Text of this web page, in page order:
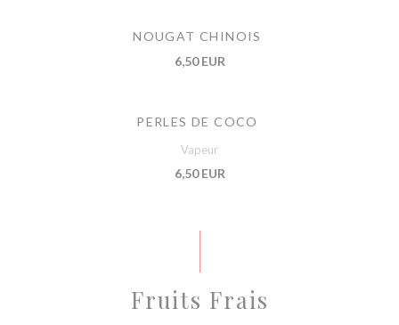
NOUGAT CHINOIS
6,50 EUR
PERLES DE COCO
Vapeur
6,50 EUR
Fruits Frais